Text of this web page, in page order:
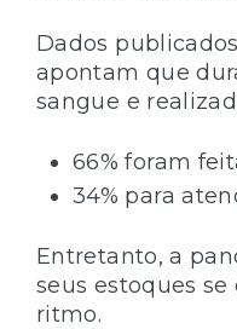
Dados
apontam que
sangue e
66% foram
34% para
Entretanto, a
seus estoques
ritmo.